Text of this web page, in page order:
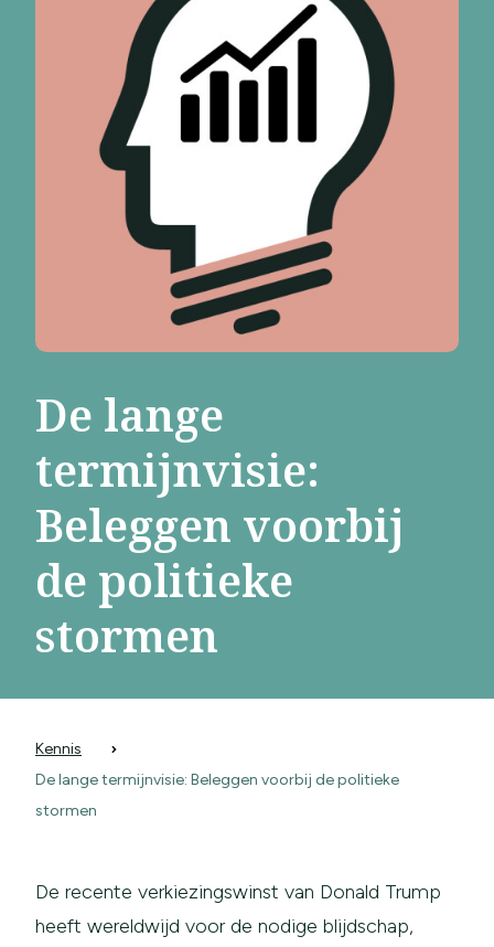
De lange
termijnvisie:
Beleggen voorbij
de politieke
stormen
Kennis
De lange termijnvisie: Beleggen voorbij de politieke
stormen
De recente verkiezingswinst van Donald Trump
heeft wereldwijd voor de nodige blijdschap,